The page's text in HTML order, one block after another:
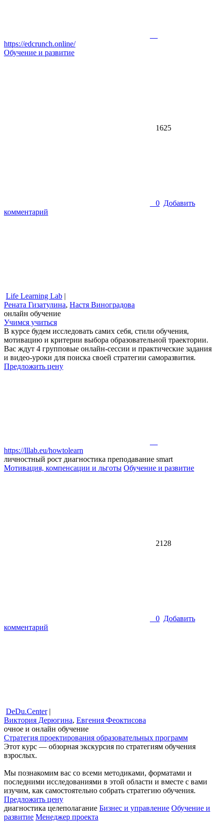
https://edcrunch.online/
Обучение и развитие
1625
0 Добавить
комментарий
Life Learning Lab |
Рената Гизатулина, Настя Виноградова
онлайн обучение
Учимся учиться
В курсе будем исследовать самих себя, стили обучения,
мотивацию и критерии выбора образовательной траектории.
Вас ждут 4 групповые онлайн-сессии и практические задания
и видео-уроки для поиска своей стратегии саморазвития.
Предложить цену
https://lllab.eu/howtolearn
личностный рост диагностика преподавание smart
Мотивация, компенсации и льготы Обучение и развитие
2128
0 Добавить
комментарий
DeDu.Center |
Виктория Дерюгина, Евгения Феоктисова
очное и онлайн обучение
Стратегия проектирования образовательных программ
Этот курс — обзорная экскурсия по стратегиям обучения
взрослых.
Мы познакомим вас со всеми методиками, форматами и
последними исследованиями в этой области и вместе с вами
изучим, как самостоятельно собрать стратегию обучения.
Предложить цену
диагностика целеполагание Бизнес и управление Обучение и
развитие Менеджер проекта